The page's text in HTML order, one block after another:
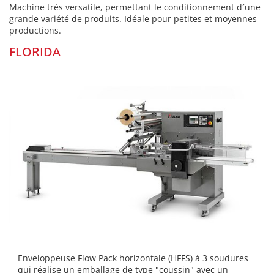
Machine très versatile, permettant le conditionnement d´une
grande variété de produits. Idéale pour petites et moyennes
productions.
FLORIDA
Enveloppeuse Flow Pack horizontale (HFFS) à 3 soudures
qui réalise un emballage de type "coussin" avec un